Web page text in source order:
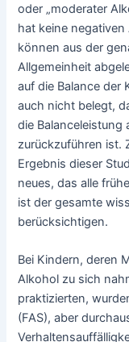
oder „moderater
hat keine
können aus der
Allgemeinheit
auf die Balance der
auch nicht belegt,
die Balanceleistung
zurückzuführen ist.
Ergebnis dieser
neues, das alle
ist der gesamte
berücksichtigen.
Bei Kindern, deren
Alkohol zu sich
praktizierten,
(FAS), aber